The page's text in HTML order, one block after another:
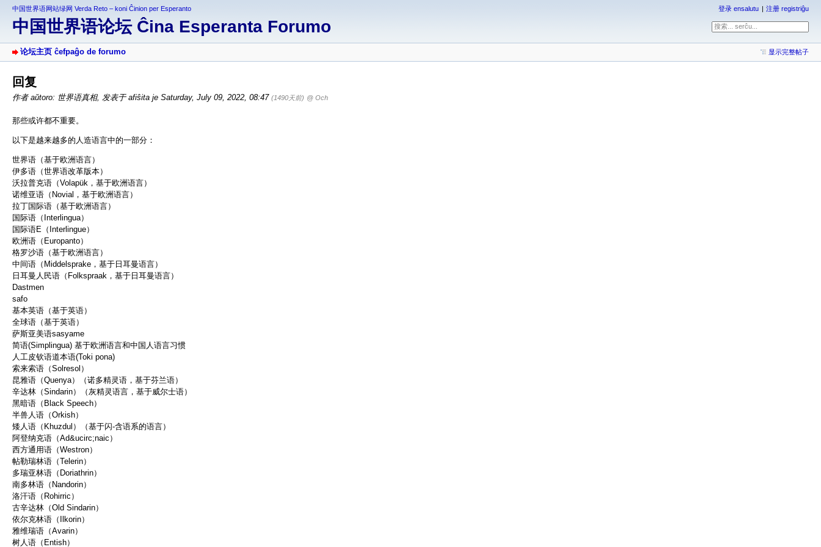
中国世界语网站绿网 Verda Reto – koni Ĉinion per Esperanto
中国世界语论坛 Ĉina Esperanta Forumo
登录 ensalutu 注册 registriĝu
论坛主页 ĉefpaĝo de forumo 显示完整帖子
回复
作者 aŭtoro: 世界语真相, 发表于 afiŝita je Saturday, July 09, 2022, 08:47 (1490天前) @ Och
那些或许都不重要。
以下是越来越多的人造语言中的一部分：
世界语（基于欧洲语言）
伊多语（世界语改革版本）
沃拉普克语（Volapük，基于欧洲语言）
诺维亚语（Novial，基于欧洲语言）
拉丁国际语（基于欧洲语言）
国际语（Interlingua）
国际语E（Interlingue）
欧洲语（Europanto）
格罗沙语（基于欧洲语言）
中间语（Middelsprake，基于日耳曼语言）
日耳曼人民语（Folkspraak，基于日耳曼语言）
Dastmen
safo
基本英语（基于英语）
全球语（基于英语）
萨斯亚美语sasyame
简语(Simplingua) 基于欧洲语言和中国人语言习惯
人工皮钦语道本语(Toki pona)
索来索语（Solresol）
昆雅语（Quenya）（诺多精灵语，基于芬兰语）
辛达林（Sindarin）（灰精灵语言，基于威尔士语）
黑暗语（Black Speech）
半兽人语（Orkish）
矮人语（Khuzdul）（基于闪-含语系的语言）
阿登纳克语（Ad&ucirc;naic）
西方通用语（Westron）
帖勒瑞林语（Telerin）
多瑞亚林语（Doriathrin）
南多林语（Nandorin）
洛汗语（Rohirric）
古辛达林（Old Sindarin）
依尔克林语（Ilkorin）
雅维瑞语（Avarin）
树人语（Entish）